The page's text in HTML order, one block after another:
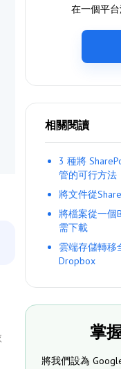
在一個平台
相關閱讀
3 種將
管的可行方法
將文件從
將檔案從一個
需下載
雲端存儲轉移
Dropbox
掌
將我們設為